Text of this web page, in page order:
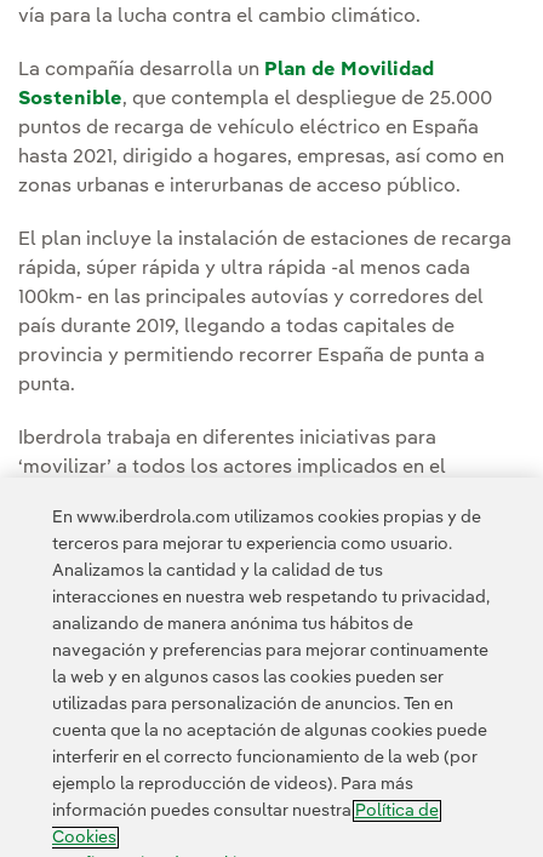
vía para la lucha contra el cambio climático.
La compañía desarrolla un Plan de Movilidad
Sostenible, que contempla el despliegue de 25.000
puntos de recarga de vehículo eléctrico en España
hasta 2021, dirigido a hogares, empresas, así como en
zonas urbanas e interurbanas de acceso público.
El plan incluye la instalación de estaciones de recarga
rápida, súper rápida y ultra rápida -al menos cada
100km- en las principales autovías y corredores del
país durante 2019, llegando a todas capitales de
provincia y permitiendo recorrer España de punta a
punta.
Iberdrola trabaja en diferentes iniciativas para
‘movilizar’ a todos los actores implicados en el
administraciones a instituciones, empresas y
fabricantes de vehículos eléctricos.
Contacta Política de Privacidad Información legal
Transparencia en el uso de la IA Política de cookies
Configuración de cookies Accesibilidad Canal de denuncias
En www.iberdrola.com utilizamos cookies propias y de
terceros para mejorar tu experiencia como usuario.
Analizamos la cantidad y la calidad de tus
interacciones en nuestra web respetando tu privacidad,
analizando de manera anónima tus hábitos de
navegación y preferencias para mejorar continuamente
la web y en algunos casos las cookies pueden ser
utilizadas para personalización de anuncios. Ten en
cuenta que la no aceptación de algunas cookies puede
interferir en el correcto funcionamiento de la web (por
ejemplo la reproducción de videos). Para más
información puedes consultar nuestra Política de
Cookies